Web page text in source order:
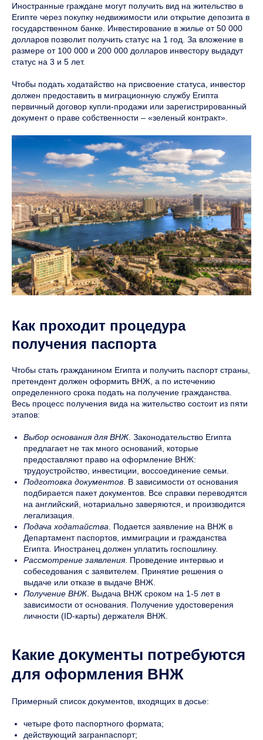
Иностранные граждане могут получить вид на жительство в
Египте через покупку недвижимости или открытие депозита в
государственном банке. Инвестирование в жилье от 50 000
долларов позволит получить статус на 1 год. За вложение в
размере от 100 000 и 200 000 долларов инвестору выдадут
статус на 3 и 5 лет.
Чтобы подать ходатайство на присвоение статуса, инвестор
должен предоставить в миграционную службу Египта
первичный договор купли-продажи или зарегистрированный
документ о праве собственности – «зеленый контракт».
Как проходит процедура
получения паспорта
Чтобы стать гражданином Египта и получить паспорт страны,
претендент должен оформить ВНЖ, а по истечению
определенного срока подать на получение гражданства.
Весь процесс получения вида на жительство состоит из пяти
этапов:
Выбор основания для ВНЖ. Законодательство Египта
предлагает не так много оснований, которые
предоставляют право на оформление ВНЖ:
трудоустройство, инвестиции, воссоединение семьи.
Подготовка документов . В зависимости от основания
подбирается пакет документов. Все справки переводятся
на английский, нотариально заверяются, и производится
легализация.
Подача ходатайства . Подается заявление на ВНЖ в
Департамент паспортов, иммиграции и гражданства
Египта. Иностранец должен уплатить госпошлину.
Рассмотрение заявления. Проведение интервью и
собеседования с заявителем. Принятие решения о
выдаче или отказе в выдаче ВНЖ.
Получение ВНЖ. Выдача ВНЖ сроком на 1-5 лет в
зависимости от основания. Получение удостоверения
личности (ID-карты) держателя ВНЖ.
Какие документы потребуются
для оформления ВНЖ
Примерный список документов, входящих в досье:
четыре фото паспортного формата;
действующий загранпаспорт;